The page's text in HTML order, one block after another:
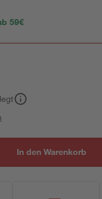
59€
In den Warenkorb